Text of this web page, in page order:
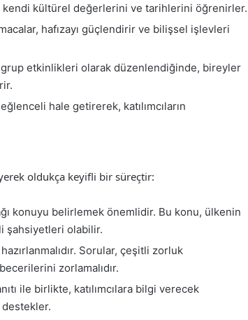
kendi kültürel değerlerini ve tarihlerini öğrenirler.
hafızayı güçlendirir ve bilişsel işlevleri
etkinlikleri olarak düzenlendiğinde, bireyler
hale getirerek, katılımcıların
oldukça keyifli bir süreçtir:
konuyu belirlemek önemlidir. Bu konu, ülkenin
şahsiyetleri olabilir.
Sorular, çeşitli zorluk
zorlamalıdır.
ile birlikte, katılımcılara bilgi verecek